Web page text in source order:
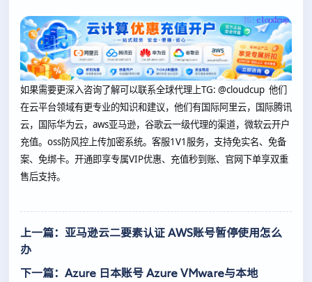
如果需要更深入咨询了解可以联系全球代理上TG: @cloudcup 他们
在云平台领域有更专业的知识和建议，他们有国际阿里云，国际腾讯
云，国际华为云，aws亚马逊，谷歌云一级代理的渠道，微软云开户
充值。oss防风控上传加密系统。客服1V1服务，支持免实名、免备
案、免绑卡。开通即享专属VIP优惠、充值秒到账、官网下单享双重
售后支持。
上一篇：亚马逊云二要素认证 AWS账号暂停使用怎么
办
下一篇：Azure 日本账号 Azure VMware与本地